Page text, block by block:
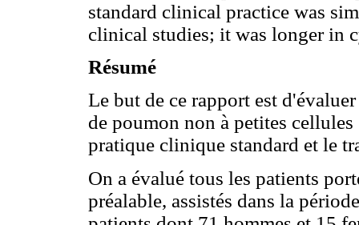
standard clinical practice was
clinical studies; it was longer in
Résumé
Le but de ce rapport est
de poumon non à petites
pratique clinique standard et le
On a évalué tous les patients
préalable, assistés dans la